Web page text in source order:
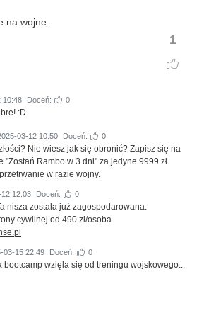
1
na wojne.
10:48 Doceń: 0
:D
03-12 10:50 Doceń: 0
Nie wiesz jak się obronić? Zapisz się na
"Zostań Rambo w 3 dni" za jedyne 9999 zł.
w razie wojny.
12:03 Doceń: 0
nisza została już zagospodarowana.
cywilnej od 490 zł/osoba.
03-15 22:49 Doceń: 0
bootcamp wzięla się od treningu wojskowego...